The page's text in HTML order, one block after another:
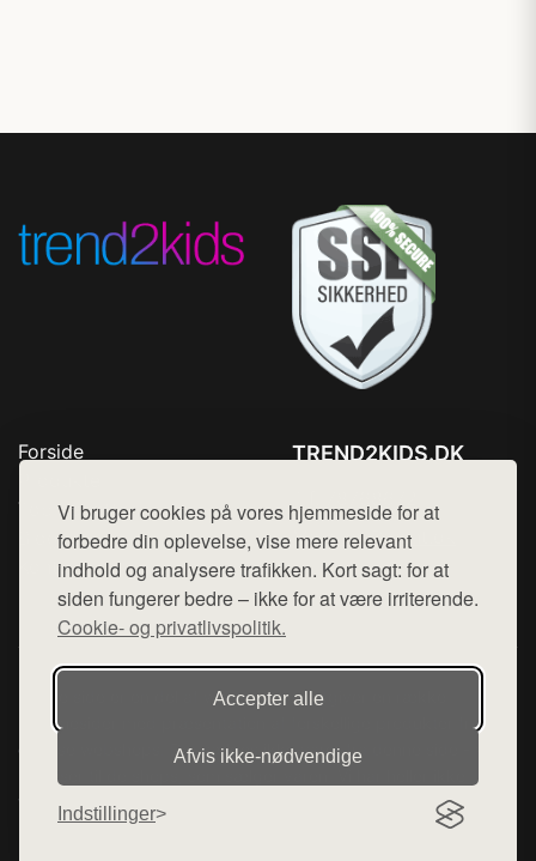
Vi bruger cookies på vores hjemmeside for at
forbedre din oplevelse, vise mere relevant
indhold og analysere trafikken. Kort sagt: for at
siden fungerer bedre – ikke for at være irriterende.
Cookie- og privatlivspolitik.
Accepter alle
Afvis ikke‑nødvendige
Indstillinger
Forside
Top Rabatter
Blog
Kontakt
TREND2KIDS.DK
Mail: hej@want.dk
Cookie- og privatlivspolitik
Denne side er en del af want.dk, der udgiver en række
hjemmesider med præsentation af forskellige produkter fra
diverse webshops. Der sælges ikke varer fra denne side - vi
henviser til de shops, som sælger varen. Vi har heller ikke
varerne på lager.